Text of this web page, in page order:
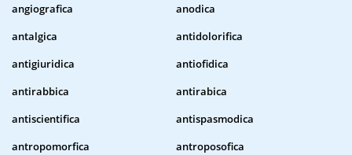
angiografica
anodica
antalgica
antidolorifica
antigiuridica
antiofidica
antirabbica
antirabica
antiscientifica
antispasmodica
antropomorfica
antroposofica